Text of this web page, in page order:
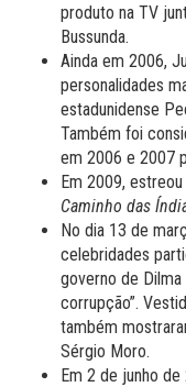
produto na TV
Bussunda.
Ainda em 2006,
personalidades
estadunidense
Também foi
em 2006 e 2007
Em 2009,
Caminho das
No dia 13 de
celebridades
governo de
corrupção”.
também
Sérgio Moro.
Em 2 de junho